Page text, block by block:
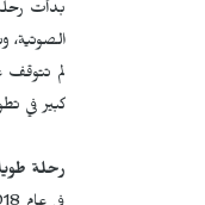
بدأت
الصوتية،
لم تتوقف
كبير في
رحلة